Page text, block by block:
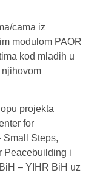
cama iz
modulom PAOR
kod mladih u
projekta
for
Small Steps,
Peacebuilding i
– YIHR BiH uz